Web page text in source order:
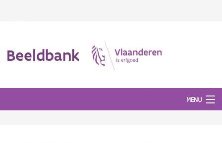
Beeldbank
MENU